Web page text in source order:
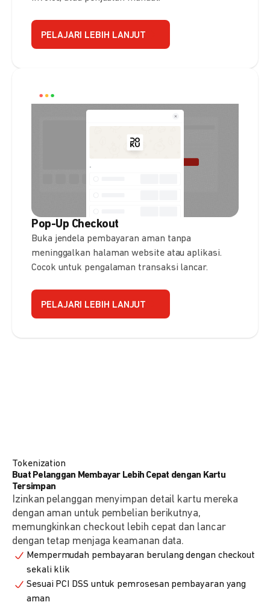
PELAJARI LEBIH LANJUT
Pop-Up Checkout
Buka jendela pembayaran aman tanpa
meninggalkan halaman website atau aplikasi.
Cocok untuk pengalaman transaksi lancar.
PELAJARI LEBIH LANJUT
Tokenization
Buat Pelanggan Membayar Lebih Cepat dengan Kartu
Tersimpan
Izinkan pelanggan menyimpan detail kartu mereka
dengan aman untuk pembelian berikutnya,
memungkinkan checkout lebih cepat dan lancar
dengan tetap menjaga keamanan data.
Mempermudah pembayaran berulang dengan checkout
sekali klik
Sesuai PCI DSS untuk pemrosesan pembayaran yang
aman